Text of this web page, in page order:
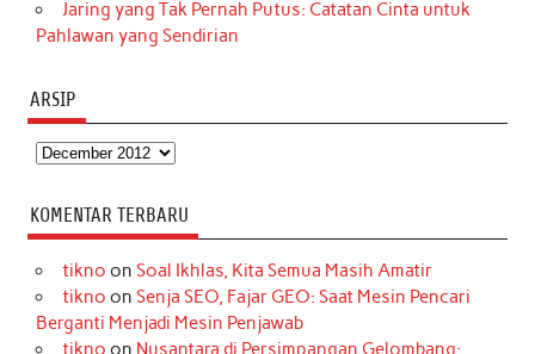
Jaring yang Tak Pernah Putus: Catatan Cinta untuk
Pahlawan yang Sendirian
ARSIP
Arsip
KOMENTAR TERBARU
tikno on Soal Ikhlas, Kita Semua Masih Amatir
tikno on Senja SEO, Fajar GEO: Saat Mesin Pencari
Berganti Menjadi Mesin Penjawab
tikno on Nusantara di Persimpangan Gelombang: